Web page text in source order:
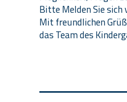
Bitte Melden Sie sich
Mit freundlichen
das Team des